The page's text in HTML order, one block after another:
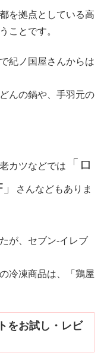
を拠点としている高
ことです。
紀ノ国屋さんからは
んの鍋や、手羽元の
カツなどでは
「ロ
さんなどもありま
が、セブン‐イレブ
冷凍商品は、「鶏屋
をお試し・レビ